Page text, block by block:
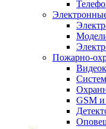
Пожарно-
GSM и